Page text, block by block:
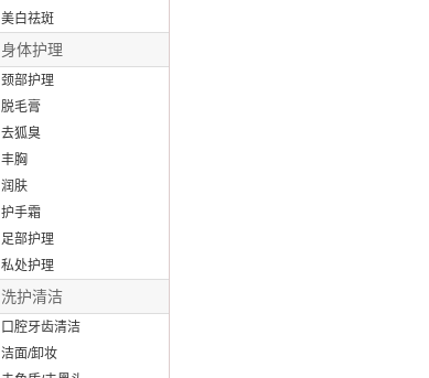
美白祛斑
身体护理
颈部护理
脱毛膏
去狐臭
丰胸
润肤
护手霜
足部护理
私处护理
洗护清洁
口腔牙齿清洁
洁面/卸妆